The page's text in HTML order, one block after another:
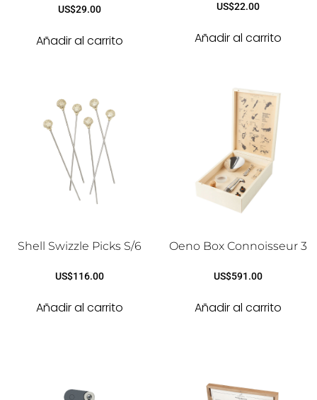
US$29.00
Añadir al carrito
US$22.00
Añadir al carrito
Shell Swizzle Picks S/6
US$116.00
Añadir al carrito
Oeno Box Connoisseur 3
US$591.00
Añadir al carrito